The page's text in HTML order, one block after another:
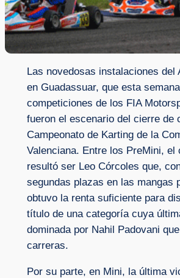
Las novedosas instalaciones del
en Guadassuar, que esta
competiciones de los FIA
fueron el escenario del cierre de
Campeonato de Karting de la
Valenciana. Entre los PreMini, el
resultó ser Leo Córcoles que,
segundas plazas en las mangas
obtuvo la renta suficiente para
título de una categoría cuya
dominada por Nahil Padovani
carreras.
Por su parte, en Mini, la última